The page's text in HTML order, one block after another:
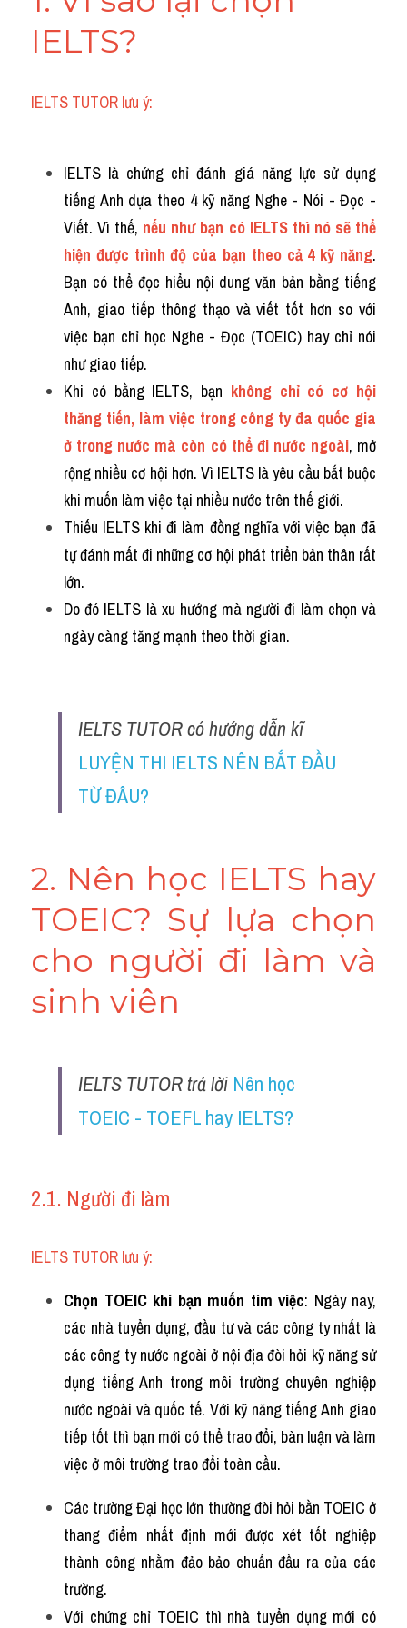
Listening
Writing
Homepage
IELTS?
IELTS TUTOR lưu ý:
IELTS là chứng chỉ đánh giá năng lực sử dụng
tiếng Anh dựa theo 4 kỹ năng Nghe - Nói - Đọc -
Viết. Vì thế, nếu như bạn có IELTS thì nó sẽ thể
hiện được trình độ của bạn theo cả 4 kỹ năng.
Bạn có thể đọc hiểu nội dung văn bản bằng tiếng
Anh, giao tiếp thông thạo và viết tốt hơn so với
việc bạn chỉ học Nghe - Đọc (TOEIC) hay chỉ nói
như giao tiếp.
Khi có bằng IELTS, bạn không chỉ có cơ hội
thăng tiến, làm việc trong công ty đa quốc gia
ở trong nước mà còn có thể đi nước ngoài, mở
rộng nhiều cơ hội hơn. Vì IELTS là yêu cầu bắt buộc
khi muốn làm việc tại nhiều nước trên thế giới.
Thiếu IELTS khi đi làm đồng nghĩa với việc bạn đã
tự đánh mất đi những cơ hội phát triển bản thân rất
lớn.
Do đó IELTS là xu hướng mà người đi làm chọn và
ngày càng tăng mạnh theo thời gian.
IELTS TUTOR có hướng dẫn kĩ
LUYỆN THI IELTS NÊN BẮT ĐẦU
TỪ ĐÂU?
2. Nên học IELTS hay
TOEIC? Sự lựa chọn
cho người đi làm và
sinh viên
IELTS TUTOR trả lời Nên học
TOEIC - TOEFL hay IELTS?
2.1. Người đi làm
IELTS TUTOR lưu ý:
Chọn TOEIC khi bạn muốn tìm việc: Ngày nay,
các nhà tuyển dụng, đầu tư và các công ty nhất là
các công ty nước ngoài ở nội địa đòi hỏi kỹ năng sử
dụng tiếng Anh trong môi trường chuyên nghiệp
nước ngoài và quốc tế. Với kỹ năng tiếng Anh giao
tiếp tốt thì bạn mới có thể trao đổi, bàn luận và làm
việc ở môi trường trao đổi toàn cầu.
Các trường Đại học lớn thường đòi hỏi bằn TOEIC ở
thang điểm nhất định mới được xét tốt nghiệp
thành công nhằm đảo bảo chuẩn đầu ra của các
trường.
Với chứng chỉ TOEIC thì nhà tuyển dụng mới có